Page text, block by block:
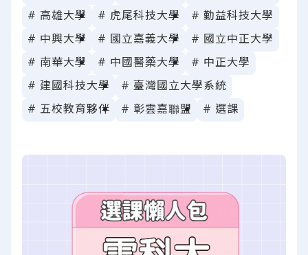
# 高雄大學
# 虎尾科技大學
# 勤益科技大學
# 中興大學
# 國立嘉義大學
# 國立中正大學
# 南華大學
# 中國醫藥大學
# 中正大學
# 建國科技大學
# 臺灣國立大學系統
# 五校教育夥伴
# 彰雲嘉聯盟 # 選課